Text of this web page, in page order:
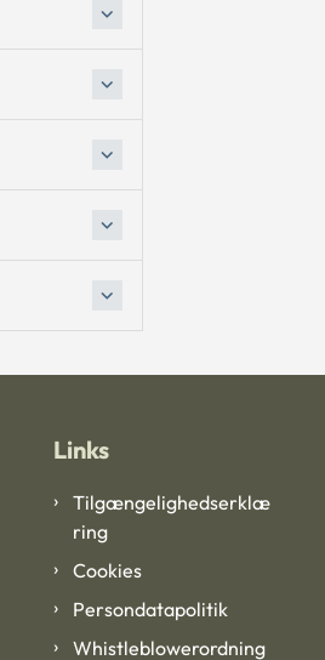
Links
Tilgængelighedserklæ
ring
Cookies
Persondatapolitik
Whistleblowerordning